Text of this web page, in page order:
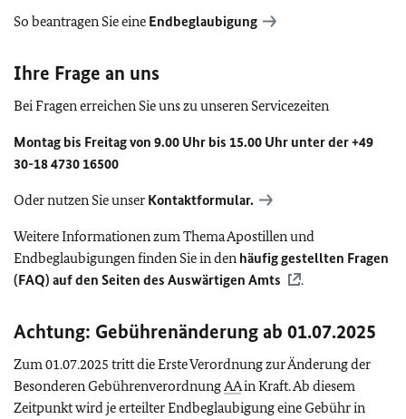
So beantragen Sie eine Endbeglaubigung
Ihre Frage an uns
Bei Fragen erreichen Sie uns zu unseren Servicezeiten
Montag bis Freitag von 9.00 Uhr bis 15.00 Uhr unter der +49
30-18 4730 16500
Oder nutzen Sie unser Kontaktformular.
Weitere Informationen zum Thema Apostillen und
Endbeglaubigungen finden Sie in den häufig gestellten Fragen
(FAQ) auf den Seiten des Auswärtigen Amts .
Achtung: Gebührenänderung ab 01.07.2025
Zum 01.07.2025 tritt die Erste Verordnung zur Änderung der
Besonderen Gebührenverordnung AAin Kraft. Ab diesem
Zeitpunkt wird je erteilter Endbeglaubigung eine Gebühr in